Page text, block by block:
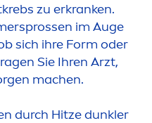
zu erkranken.
im Auge
sich ihre Form oder
Sie Ihren Arzt,
machen.
durch Hitze dunkler